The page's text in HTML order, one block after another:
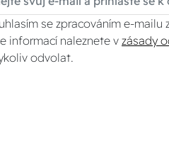
se zpracováním e-mailu
informací naleznete vzásady
odvolat.